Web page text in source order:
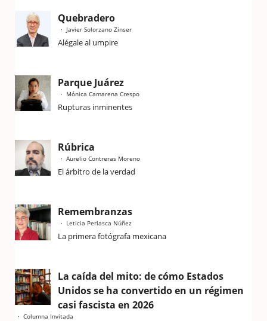
Quebradero
Javier Solorzano Zinser
Alégale al umpire
Parque Juárez
Mónica Camarena Crespo
Rupturas inminentes
Rúbrica
Aurelio Contreras Moreno
El árbitro de la verdad
Remembranzas
Leticia Perlasca Núñez
La primera fotógrafa mexicana
La caída del mito: de cómo Estados
Unidos se ha convertido en un régimen
casi fascista en 2026
Columna Invitada